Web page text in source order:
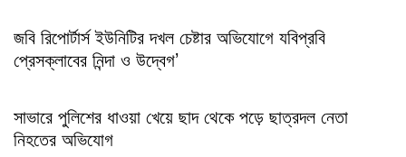
জবি রিপোর্টার্স ইউনিটির দখল চেষ্টার অভিযোগে যবিপ্রবি
প্রেসক্লাবের নিন্দা ও উদ্বেগ’
সাভারে পুলিশের ধাওয়া খেয়ে ছাদ থেকে পড়ে ছাত্রদল নেতা
নিহতের অভিযোগ